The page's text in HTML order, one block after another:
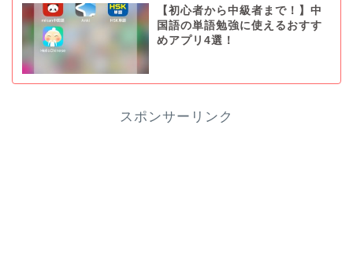
【初心者から中級者まで！】中
国語の単語勉強に使えるおすす
めアプリ4選！
スポンサーリンク